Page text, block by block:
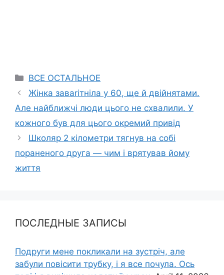
Categories
ВСЕ ОСТАЛЬНОЕ
Жінка заваrітніла у 60, ще й двійнятами.
Але найближчі люди цього не схвалили. У
кожного був для цього окремий привід
Школяр 2 кілометри тягнув на собі
пораненого друга — чим і врятував йому
життя
ПОСЛЕДНЫЕ ЗАПИСЫ
Подруги мене покликали на зустріч, але
забули повісити трубку, і я все почула. Ось